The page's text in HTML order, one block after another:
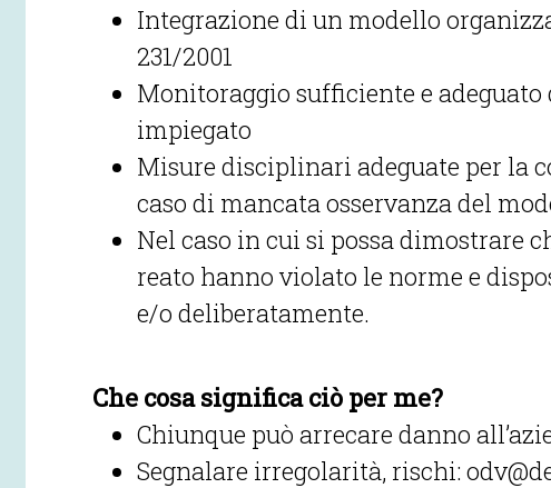
Integrazione di un modello
231/2001
Monitoraggio sufficiente e
impiegato
Misure disciplinari adeguate per la
caso di mancata osservanza del
Nel caso in cui si possa dimostrare
reato hanno violato le norme e
e/o deliberatamente.
Che cosa significa ciò per me?
Chiunque può arrecare danno
Segnalare irregolarità, rischi: